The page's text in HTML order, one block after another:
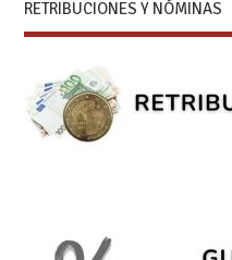
RETRIBUCIONES Y NÓMINAS